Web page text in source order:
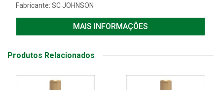
Fabricante: SC JOHNSON
MAIS INFORMAÇÕES
Produtos Relacionados